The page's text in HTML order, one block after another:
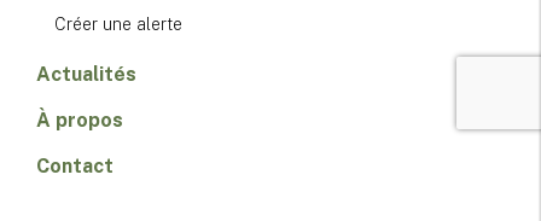
Créer une alerte
Actualités
À propos
Contact